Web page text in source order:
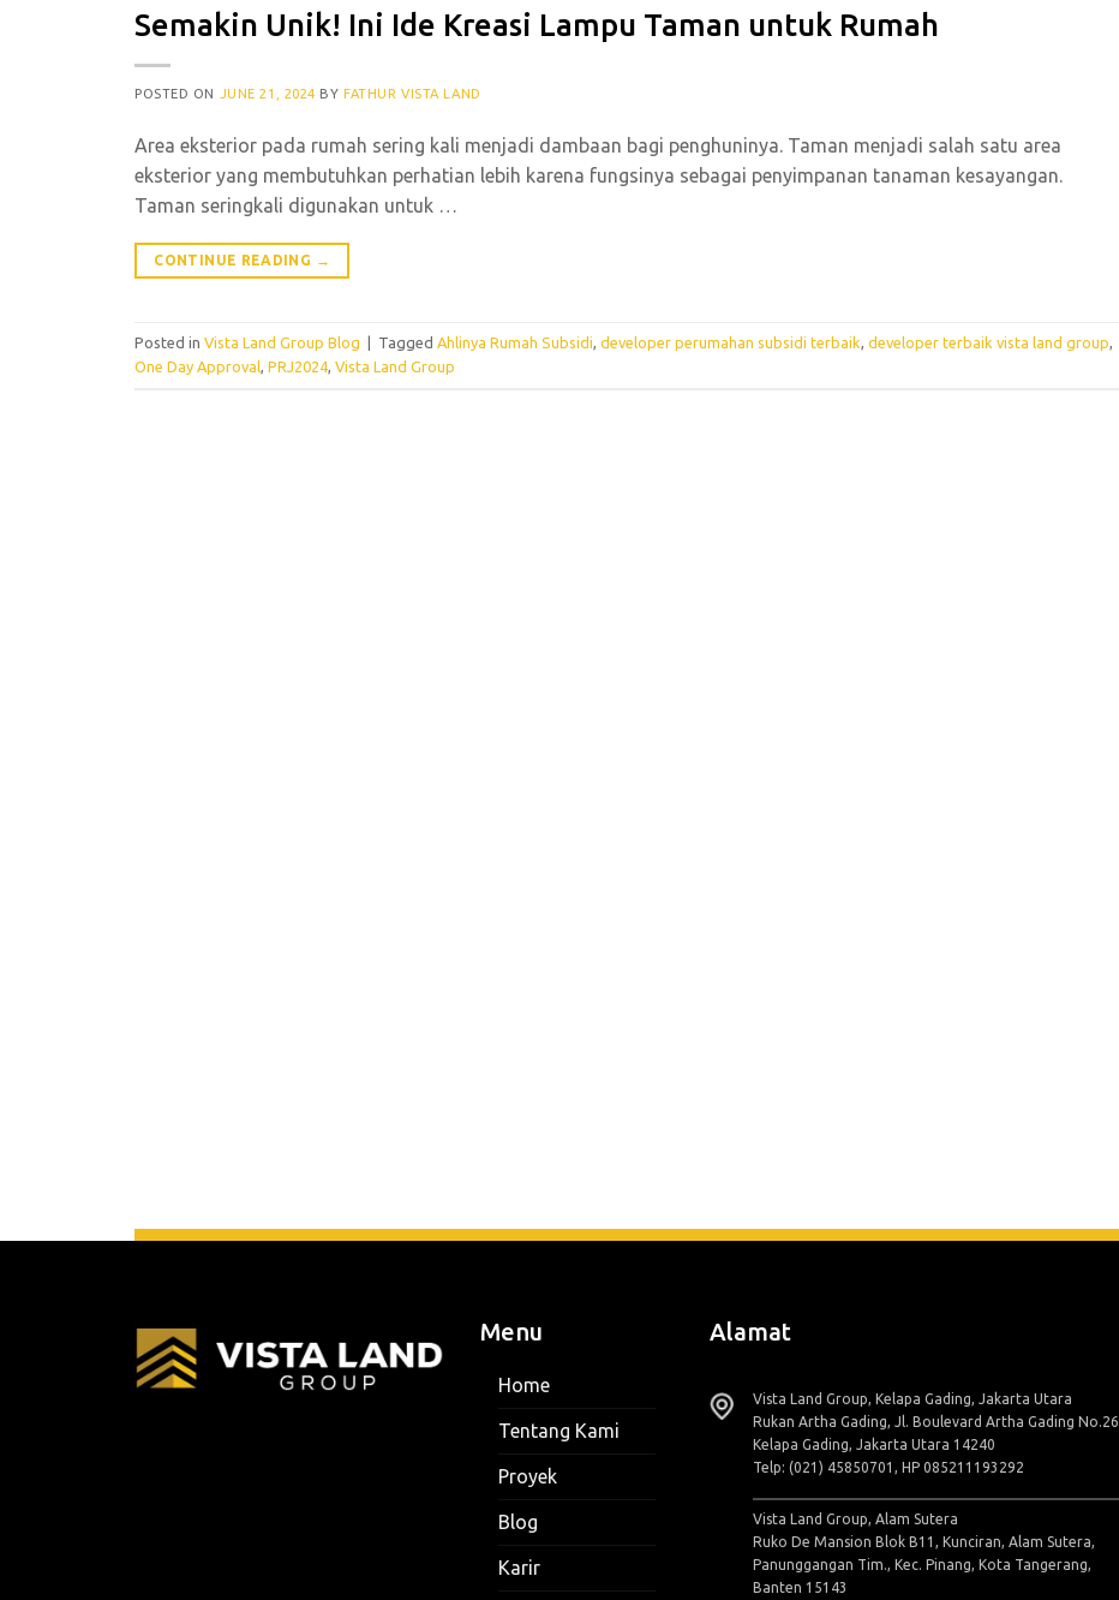
Semakin Unik! Ini Ide Kreasi Lampu Taman untuk Rumah
POSTED ON JUNE 21, 2024 BYFATHUR VISTA LAND
Area eksterior pada rumah sering kali menjadi dambaan bagi penghuninya. Taman menjadi salah satu area
eksterior yang membutuhkan perhatian lebih karena fungsinya sebagai penyimpanan tanaman kesayangan.
Taman seringkali digunakan untuk …
CONTINUE READING →
Posted in Vista Land Group Blog Tagged Ahlinya Rumah Subsidi, developer perumahan subsidi terbaik, developer terbaik vista land group,
One Day Approval, PRJ2024, Vista Land Group
Menu
Home
Tentang Kami
Proyek
Blog
Karir
Alamat
Vista Land Group, Kelapa Gading, Jakarta Utara
Rukan Artha Gading, Jl. Boulevard Artha Gading No.26
Kelapa Gading, Jakarta Utara 14240
Telp: (021) 45850701, HP 085211193292
Vista Land Group, Alam Sutera
Ruko De Mansion Blok B11, Kunciran, Alam Sutera,
Panunggangan Tim., Kec. Pinang, Kota Tangerang,
Banten 15143